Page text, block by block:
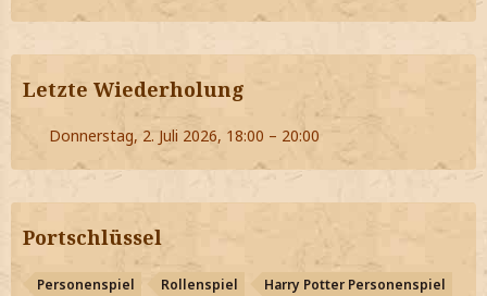
Letzte Wiederholung
Donnerstag, 2. Juli 2026, 18:00 – 20:00
Portschlüssel
Personenspiel Rollenspiel
Harry Potter Personenspiel